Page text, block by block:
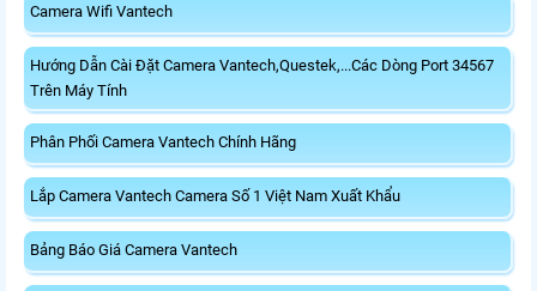
Camera Wifi Vantech
Hướng Dẫn Cài Đặt Camera Vantech,Questek,...Các Dòng Port 34567
Trên Máy Tính
Phân Phối Camera Vantech Chính Hãng
Lắp Camera Vantech Camera Số 1 Việt Nam Xuất Khẩu
Bảng Báo Giá Camera Vantech